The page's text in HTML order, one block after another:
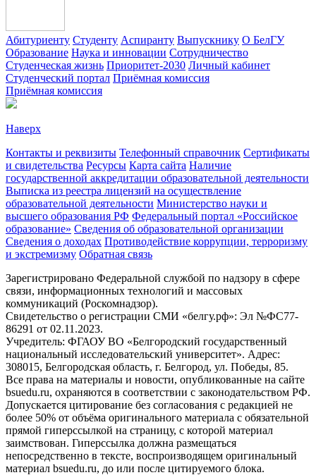
Абитуриенту Студенту Аспиранту Выпускнику О БелГУ
Образование Наука и инновации Сотрудничество
Студенческая жизнь Приоритет-2030 Личный кабинет
Студенческий портал Приёмная комиссия
Приёмная комиссия
Наверх
Контакты и реквизиты Телефонный справочник Сертификаты
и свидетельства Ресурсы Карта сайта Наличие
государственной аккредитации образовательной деятельности
Выписка из реестра лицензий на осуществление
образовательной деятельности Министерствo науки и
высшего образования РФ Федеральный портал «Российское
образование» Сведения об образовательной организации
Сведения о доходах Противодействие коррупции, терроризму
и экстремизму Обратная связь
Зарегистрировано Федеральной службой по надзору в сфере
связи, информационных технологий и массовых
коммуникаций (Роскомнадзор).
Свидетельство о регистрации СМИ «белгу.рф»: Эл №ФС77-
86291 от 02.11.2023.
Учредитель: ФГАОУ ВО «Белгородский государственный
национальный исследовательский университет». Адрес:
308015, Белгородская область, г. Белгород, ул. Победы, 85.
Все права на материалы и новости, опубликованные на сайте
bsuedu.ru, охраняются в соответствии с законодательством РФ.
Допускается цитирование без согласования с редакцией не
более 50% от объёма оригинального материала с обязательной
прямой гиперссылкой на страницу, с которой материал
заимствован. Гиперссылка должна размещаться
непосредственно в тексте, воспроизводящем оригинальный
материал bsuedu.ru, до или после цитируемого блока.